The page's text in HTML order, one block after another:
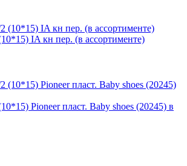
IA кн пер. (в ассортименте)
Pioneer пласт. Baby shoes (20245) в